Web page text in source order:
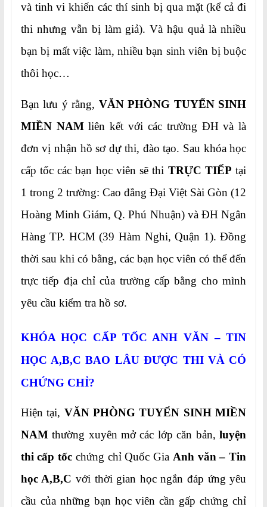
và tinh vi khiến các thí sinh bị qua mặt (kể cả đi
thi nhưng vẫn bị làm giả). Và hậu quả là nhiều
bạn bị mất việc làm, nhiều bạn sinh viên bị buộc
thôi học…
Bạn lưu ý rằng, VĂN PHÒNG TUYỂN SINH
MIỀN NAMliên kết với các trường ĐH và là
đơn vị nhận hồ sơ dự thi, đào tạo. Sau khóa học
cấp tốc các bạn học viên sẽ thi TRỰC TIẾP tại
1 trong 2 trường: Cao đẳng Đại Việt Sài Gòn (12
Hoàng Minh Giám, Q. Phú Nhuận) và ĐH Ngân
Hàng TP. HCM (39 Hàm Nghi, Quận 1). Đồng
thời sau khi có bằng, các bạn học viên có thể đến
trực tiếp địa chỉ của trường cấp bằng cho mình
yêu cầu kiểm tra hồ sơ.
KHÓA HỌC CẤP TỐC ANH VĂN – TIN
HỌC A,B,C BAO LÂU ĐƯỢC THI VÀ CÓ
CHỨNG CHỈ?
Hiện tại, VĂN PHÒNG TUYỂN SINH MIỀN
NAMthường xuyên mở các lớp căn bản,luyện
thi cấp tốc chứng chỉ Quốc Gia Anh văn – Tin
học A,B,C với thời gian học ngắn đáp ứng yêu
cầu của những bạn học viên cần gấp chứng chỉ